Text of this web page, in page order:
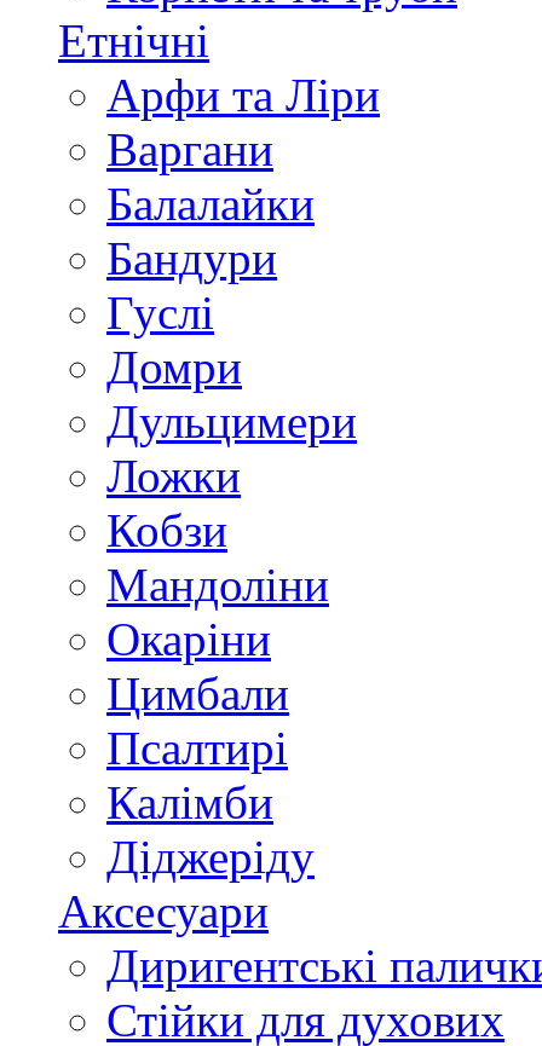
Етнічні
Арфи та Ліри
Варгани
Балалайки
Бандури
Гуслі
Домри
Дульцимери
Ложки
Кобзи
Мандоліни
Окаріни
Цимбали
Псалтирі
Калімби
Діджеріду
Аксесуари
Диригентські
Стійки для духових